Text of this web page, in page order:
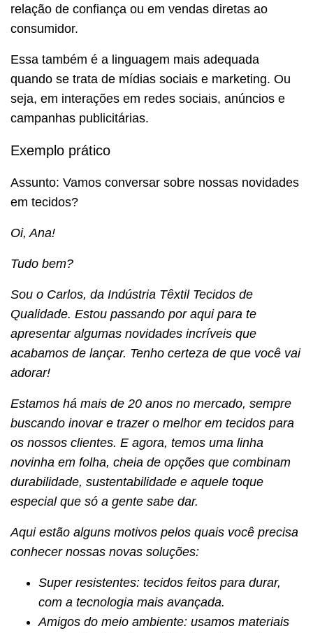
relação de confiança ou em vendas diretas ao
consumidor.
Essa também é a linguagem mais adequada
quando se trata de mídias sociais e marketing. Ou
seja, em interações em redes sociais, anúncios e
campanhas publicitárias.
Exemplo prático
Assunto: Vamos conversar sobre nossas novidades
em tecidos?
Oi, Ana!
Tudo bem?
Sou o Carlos, da Indústria Têxtil Tecidos de
Qualidade. Estou passando por aqui para te
apresentar algumas novidades incríveis que
acabamos de lançar. Tenho certeza de que você vai
adorar!
Estamos há mais de 20 anos no mercado, sempre
buscando inovar e trazer o melhor em tecidos para
os nossos clientes. E agora, temos uma linha
novinha em folha, cheia de opções que combinam
durabilidade, sustentabilidade e aquele toque
especial que só a gente sabe dar.
Aqui estão alguns motivos pelos quais você precisa
conhecer nossas novas soluções:
Super resistentes: tecidos feitos para durar,
com a tecnologia mais avançada.
Amigos do meio ambiente: usamos materiais